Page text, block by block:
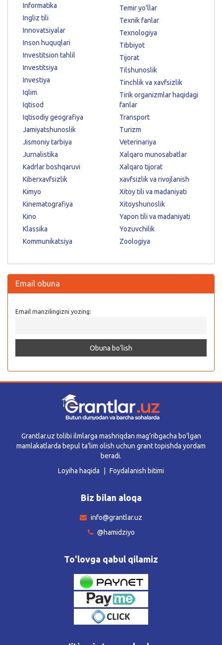
Informatika
Ingliz tili
Innovatsiyalar
Inson huquqlari
Investitsion tahlil
Investitsiya
Investiya
Iqlim
Iqtisod
Iqtisodiy geografiya
Jamiyatshunoslik
Jismoniy tarbiya
Jurnalistika
Kadrlar boshqaruvi
Kiberxavfsizlik
Kimyo
Kinematografiya
Kino
Klassika
Kommunikatsiya
Temir yo'llar
Texnik fanlar
Texnologiya
Tibbiyot
Tijorat
Tilshunoslik
Tinchlik va xavfsizlik
Tirik organizmlar haqidagi
fanlar
Transport
Turizm
Veterinariya
Xalqaro munosabatlar
Xalqaro tijorat
xavfsizlik va rivojlanish
Xitoy tili va madaniyati
Xitoyshunoslik
Yapon tili va madaniyati
Yozuvchilik
Zoologiya
Email obuna
Email manzilingizni yozing:
Grantlar.uz tolibi ilmlarga mashriqdan mag’ribgacha bo’lgan
mamlakatlarda bepul ta’lim olish uchun grant topishda yordam
beradi.
Loyiha haqida
Foydalanish bitimi
Biz bilan aloqa
info@grantlar.uz
@hamidziyo
To'lovga qabul qilamiz